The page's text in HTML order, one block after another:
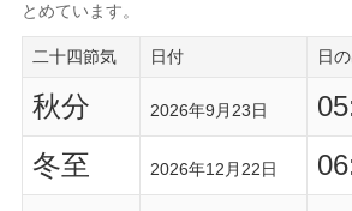
とめています。
二十四節気 日付 日
秋分 2026年9月23日
冬至
2026年12月22日